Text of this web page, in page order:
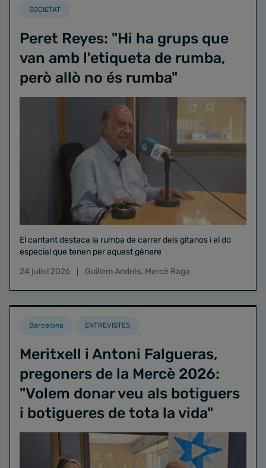
SOCIETAT
Peret Reyes: "Hi ha grups que
van amb l'etiqueta de rumba,
però allò no és rumba"
El cantant destaca la rumba de carrer dels gitanos i el do
especial que tenen per aquest gènere
24 juliol 2026
Guillem Andrés, Mercè Raga
Barcelona ENTREVISTES
Meritxell i Antoni Falgueras,
pregoners de la Mercè 2026:
"Volem donar veu als botiguers
i botigueres de tota la vida"